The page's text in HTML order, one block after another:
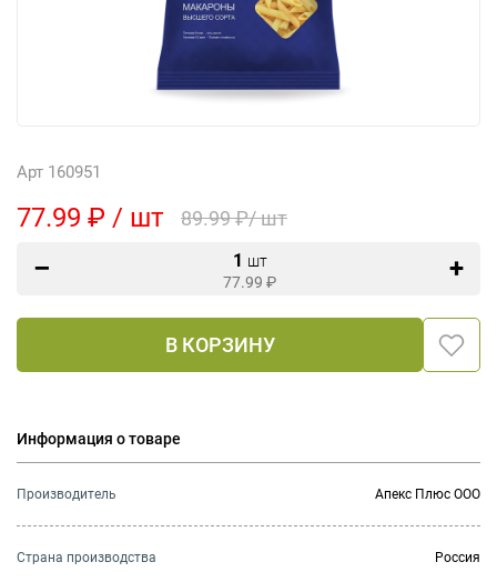
Арт 160951
77.99 ₽ / шт 89.99 ₽/ шт
1 шт
77.99 ₽
В КОРЗИНУ
Информация о товаре
Производитель Апекс Плюс ООО
Страна производства Россия